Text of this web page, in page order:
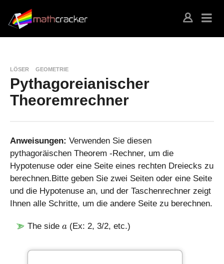
LÖSER GEOMETRIE
Pythagoreianischer
Theoremrechner
Anweisungen: Verwenden Sie diesen
pythagoräischen Theorem -Rechner, um die
Hypotenuse oder eine Seite eines rechten Dreiecks zu
berechnen.Bitte geben Sie zwei Seiten oder eine Seite
und die Hypotenuse an, und der Taschenrechner zeigt
Ihnen alle Schritte, um die andere Seite zu berechnen.
The side a
a (Ex: 2, 3/2, etc.)